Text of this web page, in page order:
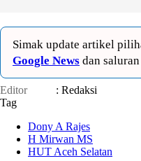
Simak update artikel
Google News dan saluran
Editor
: Redaksi
Tag
Dony A Rajes
H Mirwan MS
HUT Aceh Selatan